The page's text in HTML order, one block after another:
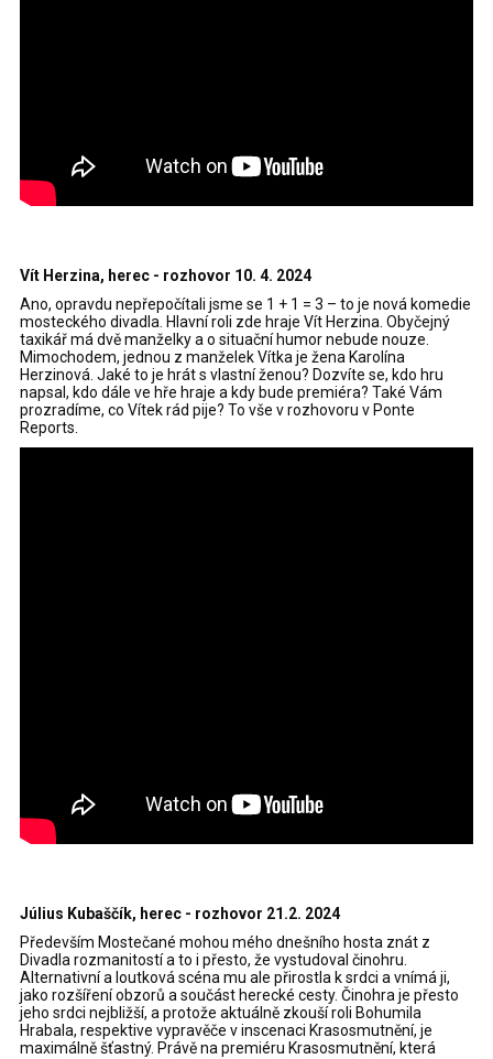
Vít Herzina, herec - rozhovor 10. 4. 2024
Ano, opravdu nepřepočítali jsme se 1 + 1 = 3 – to je nová komedie
mosteckého divadla. Hlavní roli zde hraje Vít Herzina. Obyčejný
taxikář má dvě manželky a o situační humor nebude nouze.
Mimochodem, jednou z manželek Vítka je žena Karolína
Herzinová. Jaké to je hrát s vlastní ženou? Dozvíte se, kdo hru
napsal, kdo dále ve hře hraje a kdy bude premiéra? Také Vám
prozradíme, co Vítek rád pije? To vše v rozhovoru v Ponte
Reports.
Július Kubaščík, herec - rozhovor 21.2. 2024
Především Mostečané mohou mého dnešního hosta znát z
Divadla rozmanitostí a to i přesto, že vystudoval činohru.
Alternativní a loutková scéna mu ale přirostla k srdci a vnímá ji,
jako rozšíření obzorů a součást herecké cesty. Činohra je přesto
jeho srdci nejbližší, a protože aktuálně zkouší roli Bohumila
Hrabala, respektive vypravěče v inscenaci Krasosmutnění, je
maximálně šťastný. Právě na premiéru Krasosmutnění, která